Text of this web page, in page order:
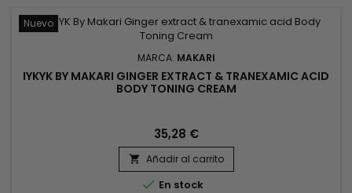
Nuevo
MARCA: MAKARI
IYKYK BY MAKARI GINGER EXTRACT & TRANEXAMIC ACID
BODY TONING CREAM
35,28 €
 Añadir al carrito
 En stock